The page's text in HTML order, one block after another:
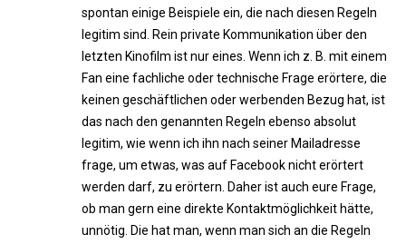
spontan einige Beispiele ein, die nach diesen Regeln
legitim sind. Rein private Kommunikation über den
letzten Kinofilm ist nur eines. Wenn ich z. B. mit einem
Fan eine fachliche oder technische Frage erörtere, die
keinen geschäftlichen oder werbenden Bezug hat, ist
das nach den genannten Regeln ebenso absolut
legitim, wie wenn ich ihn nach seiner Mailadresse
frage, um etwas, was auf Facebook nicht erörtert
werden darf, zu erörtern. Daher ist auch eure Frage,
ob man gern eine direkte Kontaktmöglichkeit hätte,
unnötig. Die hat man, wenn man sich an die Regeln